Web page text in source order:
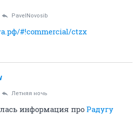
PavelNovosib
#!commercial/ctzx
Летняя ночь
информация про Радугу